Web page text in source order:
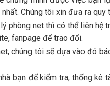
Chúng tôi xin đưa ra quy
phòng net thì có thể liên hệ
fanpage để trao đổi.
chúng tôi sẽ dựa vào đó
bạn để kiểm tra, thống kê